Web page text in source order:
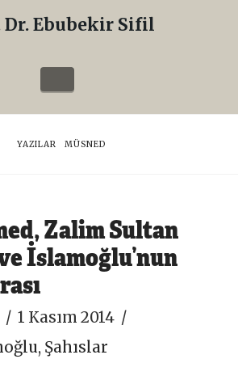
Dr. Ebubekir Sifil
Navigation
HOME
YAZILAR MÜSNED
Zalim Sultan
İslamoğlu’nun
1 Kasım 2014
, Şahıslar